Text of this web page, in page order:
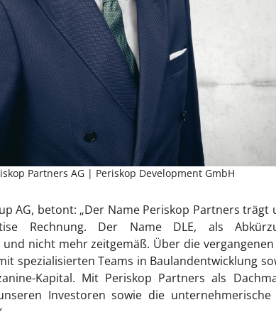
Partners AG | Periskop Development GmbH
AG, betont: „Der Name Periskop Partners
Rechnung. Der Name DLE, als
und nicht mehr zeitgemäß. Über die
spezialisierten Teams in Baulandentwicklung
Kapital. Mit Periskop Partners als
Investoren sowie die